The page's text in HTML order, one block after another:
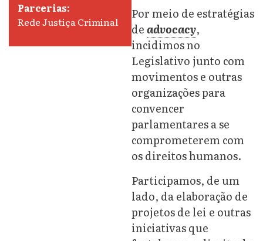
Parcerias:
Rede Justiça Criminal
Por meio de estratégias
deadvocacy,
incidimos no
Legislativo junto com
movimentos e outras
organizações para
convencer
parlamentares a se
comprometerem com
os direitos humanos.
Participamos, de um
lado, da elaboração de
projetos de lei e outras
iniciativas que